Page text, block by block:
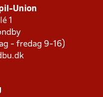
Union
1
- fredag 9-16)